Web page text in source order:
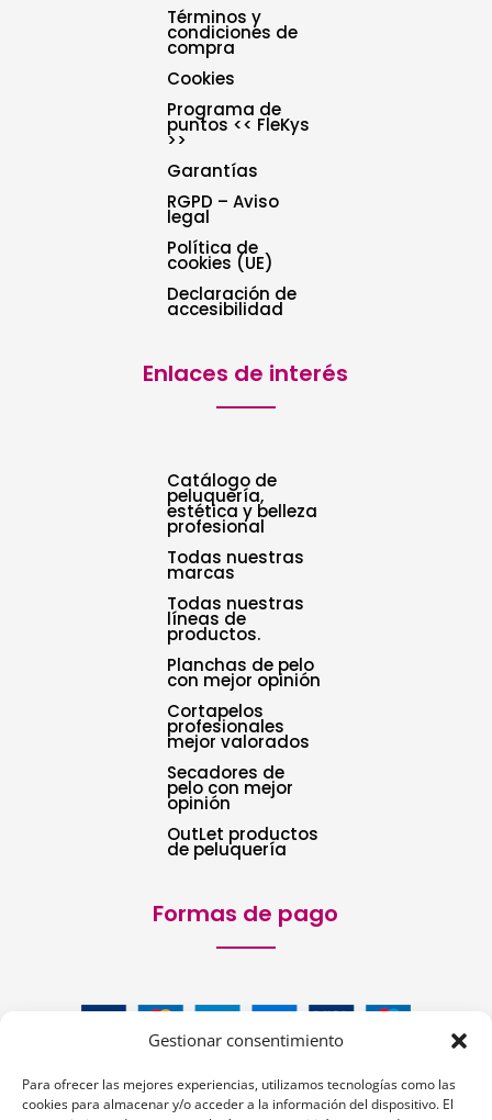
Gestionar consentimiento
Para ofrecer las mejores experiencias, utilizamos tecnologías como las
cookies para almacenar y/o acceder a la información del dispositivo. El
Términos y
condiciones de
compra
Cookies
Programa de
puntos << FleKys
>>
Garantías
RGPD – Aviso
legal
Política de
cookies (UE)
Declaración de
accesibilidad
Enlaces de interés
Catálogo de
peluquería,
estética y belleza
profesional
Todas nuestras
marcas
Todas nuestras
líneas de
productos.
Planchas de pelo
con mejor opinión
Cortapelos
profesionales
mejor valorados
Secadores de
pelo con mejor
opinión
OutLet productos
de peluquería
Formas de pago